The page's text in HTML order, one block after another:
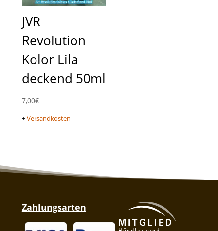
JVR
Revolution
Kolor Lila
deckend 50ml
7,00€
+Versandkosten
Zahlungsarten